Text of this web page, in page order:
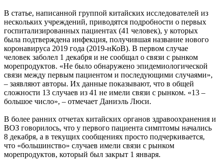
В статье, написанной группой китайских исследователей из
нескольких учреждений, приводятся подробности о первых
госпитализированных пациентах (41 человек), у которых
была подтверждена инфекция, получившая название нового
коронавируса 2019 года (2019-нКоВ). В первом случае
человек заболел 1 декабря и не сообщал о связи с рынком
морепродуктов. «Не было обнаружено эпидемиологической
связи между первым пациентом и последующими случаями»,
– заявляют авторы. Их данные показывают, что в общей
сложности 13 случаев из 41 не имели связи с рынком. «13 –
большое число», – отмечает Даниэль Люси.
В более ранних отчетах китайских органов здравоохранения и
ВОЗ говорилось, что у первого пациента симптомы начались
8 декабря, а в текущих сообщениях просто подчеркивается,
что «большинство» случаев имели связи с рынком
морепродуктов, который был закрыт 1 января.